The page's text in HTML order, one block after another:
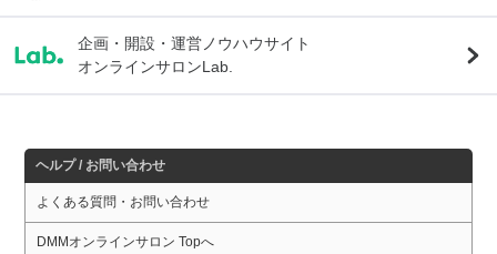
企画・開設・運営ノウハウサイト
オンラインサロンLab.
ヘルプ / お問い合わせ
よくある質問・お問い合わせ
DMMオンラインサロン Topへ